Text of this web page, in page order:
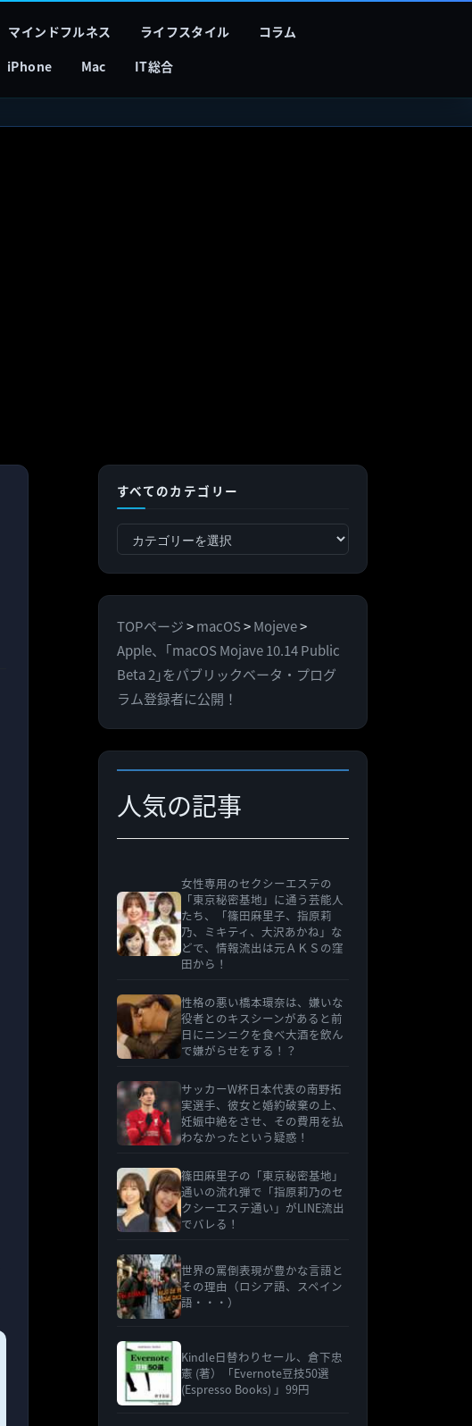
マインドフルネス ライフスタイル
コラム
iPhone Mac IT総合
すべてのカテゴリー
べ
カ
テ
ゴ
リ
ー
TOPページ>macOS>Mojeve>
Apple、｢macOS Mojave 10.14 Public
Beta 2｣をパブリックベータ・プログ
ラム登録者に公開！
人気の記事
女性専用のセクシーエステの
「東京秘密基地」に通う芸能人
たち、「篠田麻里子、指原莉
乃、ミキティ、大沢あかね」な
どで、情報流出は元ＡＫＳの窪
田から！
性格の悪い橋本環奈は、嫌いな
役者とのキスシーンがあると前
日にニンニクを食べ大酒を飲ん
で嫌がらせをする！？
サッカーW杯日本代表の南野拓
実選手、彼女と婚約破棄の上、
妊娠中絶をさせ、その費用を払
わなかったという疑惑！
篠田麻里子の「東京秘密基地」
通いの流れ弾で「指原莉乃のセ
クシーエステ通い」がLINE流出
でバレる！
世界の罵倒表現が豊かな言語と
その理由（ロシア語、スペイン
語・・・）
Kindle日替わりセール、倉下忠
憲 (著）「Evernote豆技50選
(Espresso Books) 」99円